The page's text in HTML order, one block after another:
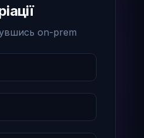
on-prem